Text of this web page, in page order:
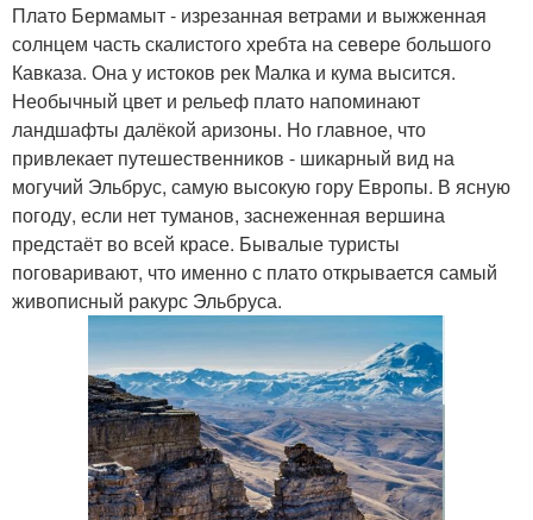
Плато Бермамыт - изрезанная ветрами и выжженная
солнцем часть скалистого хребта на севере большого
Кавказа. Она у истоков рек Малка и кума высится.
Необычный цвет и рельеф плато напоминают
ландшафты далёкой аризоны. Но главное, что
привлекает путешественников - шикарный вид на
могучий Эльбрус, самую высокую гору Европы. В ясную
погоду, если нет туманов, заснеженная вершина
предстаёт во всей красе. Бывалые туристы
поговаривают, что именно с плато открывается самый
живописный ракурс Эльбруса.